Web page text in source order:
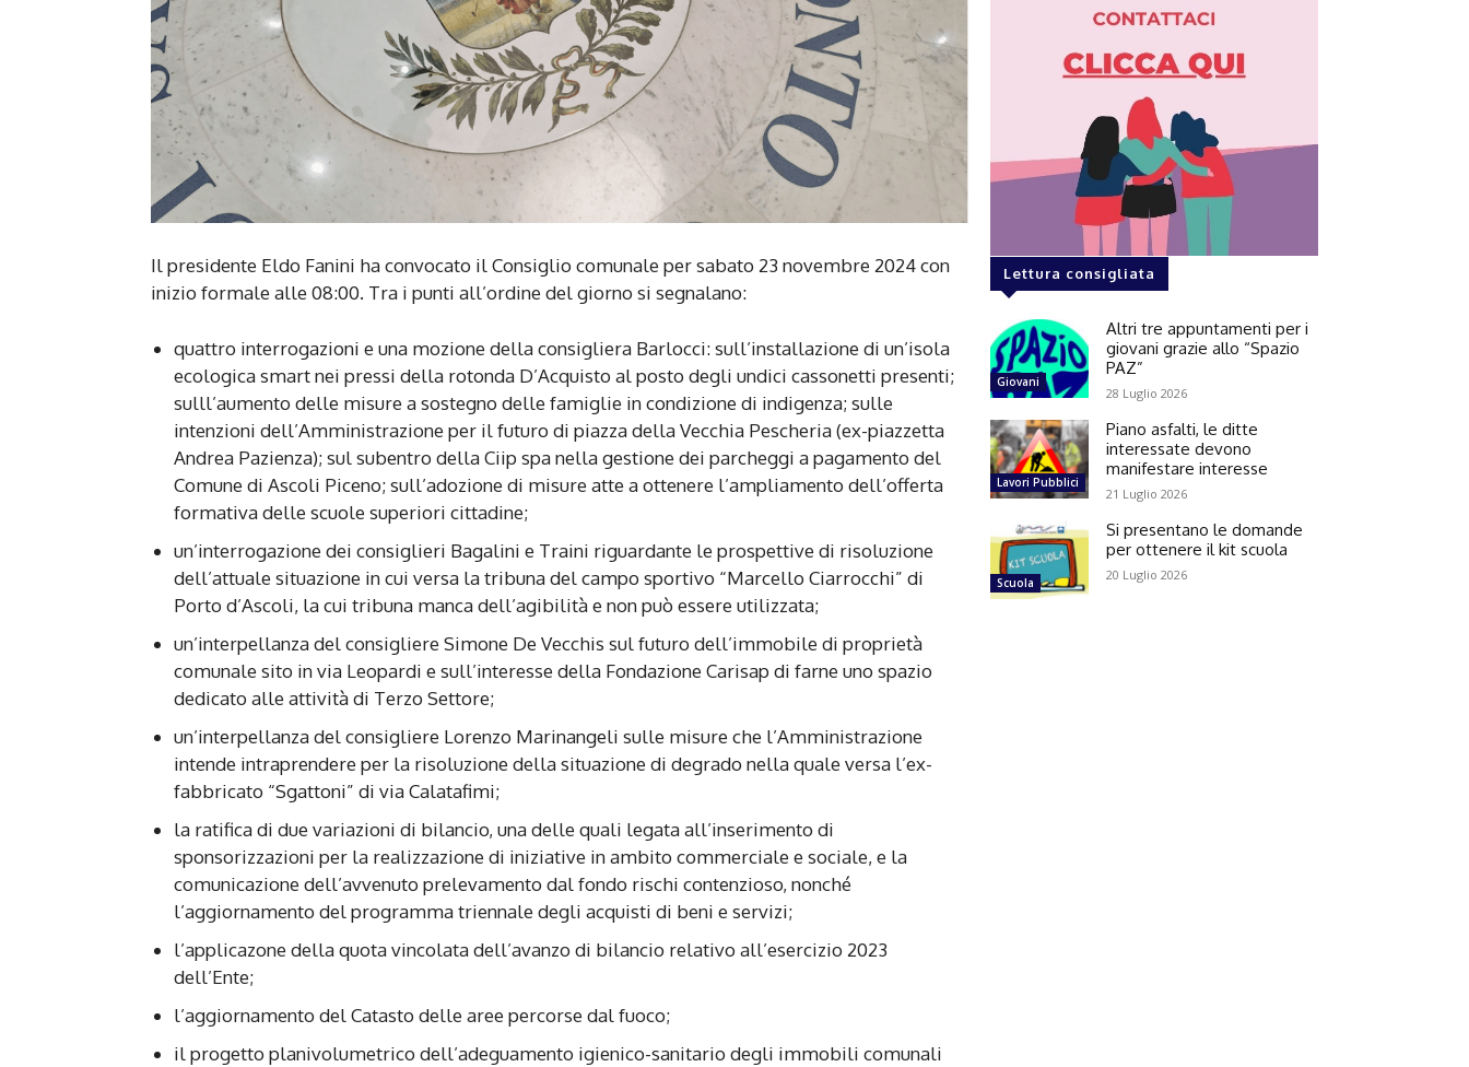
Il presidente Eldo Fanini ha convocato il Consiglio comunale per sabato 23 novembre 2024 con
inizio formale alle 08:00. Tra i punti all’ordine del giorno si segnalano:
quattro interrogazioni e una mozione della consigliera Barlocci: sull’installazione di un’isola
ecologica smart nei pressi della rotonda D’Acquisto al posto degli undici cassonetti presenti;
sulll’aumento delle misure a sostegno delle famiglie in condizione di indigenza; sulle
intenzioni dell’Amministrazione per il futuro di piazza della Vecchia Pescheria (ex-piazzetta
Andrea Pazienza); sul subentro della Ciip spa nella gestione dei parcheggi a pagamento del
Comune di Ascoli Piceno; sull’adozione di misure atte a ottenere l’ampliamento dell’offerta
formativa delle scuole superiori cittadine;
un’interrogazione dei consiglieri Bagalini e Traini riguardante le prospettive di risoluzione
dell’attuale situazione in cui versa la tribuna del campo sportivo “Marcello Ciarrocchi” di
Porto d’Ascoli, la cui tribuna manca dell’agibilità e non può essere utilizzata;
un’interpellanza del consigliere Simone De Vecchis sul futuro dell’immobile di proprietà
comunale sito in via Leopardi e sull’interesse della Fondazione Carisap di farne uno spazio
dedicato alle attività di Terzo Settore;
un’interpellanza del consigliere Lorenzo Marinangeli sulle misure che l’Amministrazione
intende intraprendere per la risoluzione della situazione di degrado nella quale versa l’ex-
fabbricato “Sgattoni” di via Calatafimi;
la ratifica di due variazioni di bilancio, una delle quali legata all’inserimento di
sponsorizzazioni per la realizzazione di iniziative in ambito commerciale e sociale, e la
comunicazione dell’avvenuto prelevamento dal fondo rischi contenzioso, nonché
l’aggiornamento del programma triennale degli acquisti di beni e servizi;
l’applicazone della quota vincolata dell’avanzo di bilancio relativo all’esercizio 2023
dell’Ente;
l’aggiornamento del Catasto delle aree percorse dal fuoco;
il progetto planivolumetrico dell’adeguamento igienico-sanitario degli immobili comunali
Lettura consigliata
Giovani
Altri tre appuntamenti per i
giovani grazie allo “Spazio
PAZ”
28 Luglio 2026
Lavori Pubblici
Piano asfalti, le ditte
interessate devono
manifestare interesse
21 Luglio 2026
Scuola
Si presentano le domande
per ottenere il kit scuola
20 Luglio 2026